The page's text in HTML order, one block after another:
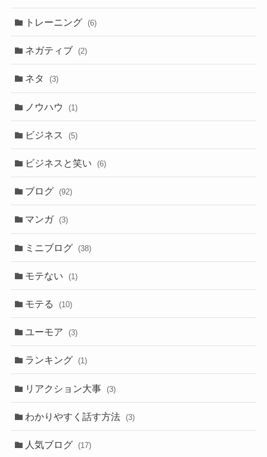
トレーニング (6)
ネガティブ (2)
ネタ (3)
ノウハウ (1)
ビジネス (5)
ビジネスと笑い (6)
ブログ (92)
マンガ (3)
ミニブログ (38)
モテない (1)
モテる (10)
ユーモア (3)
ランキング (1)
リアクション大事 (3)
わかりやすく話す方法 (3)
人気ブログ (17)